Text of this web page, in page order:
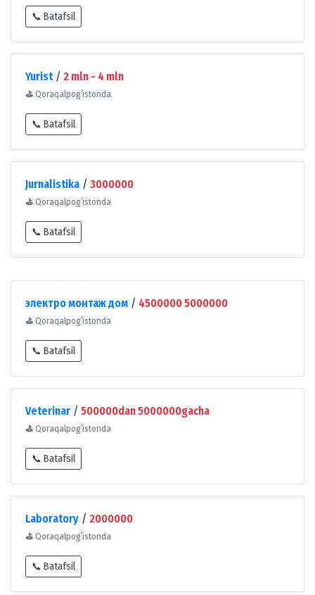
📞 Batafsil
Yurist/ 2 mln - 4 mln
⛳ Qoraqalpogʻistonda
📞 Batafsil
Jurnalistika / 3000000
⛳ Qoraqalpogʻistonda
📞 Batafsil
электро монтаж дом / 4500000 5000000
⛳ Qoraqalpogʻistonda
📞 Batafsil
Veterinar / 500000dan 5000000gacha
⛳ Qoraqalpogʻistonda
📞 Batafsil
Laboratory / 2000000
⛳ Qoraqalpogʻistonda
📞 Batafsil